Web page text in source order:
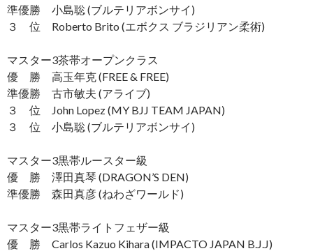
準優勝 小島聡 (ブルテリアボンサイ)
３ 位 Roberto Brito (エボクス ブラジリアン柔術)
マスター3茶帯オープンクラス
優 勝 高玉年克 (FREE & FREE)
準優勝 古市敏夫 (アライブ)
３ 位 John Lopez (MY BJJ TEAM JAPAN)
３ 位 小島聡 (ブルテリアボンサイ)
マスター3黒帯ルースター級
優 勝 澤田真琴 (DRAGON’S DEN)
準優勝 森田真彦 (ねわざワールド)
マスター3黒帯ライトフェザー級
優 勝 Carlos Kazuo Kihara (IMPACTO JAPAN B.J.J)